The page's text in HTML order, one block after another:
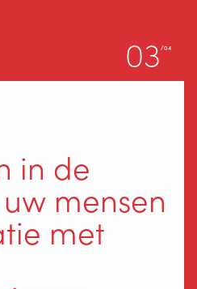
03/04
in de
mensen
met